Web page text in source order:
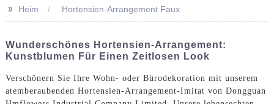
>> Heim Hortensien-Arrangement Faux
Wunderschönes Hortensien-Arrangement:
Kunstblumen Für Einen Zeitlosen Look
Verschönern Sie Ihre Wohn- oder Bürodekoration mit unserem
atemberaubenden Hortensien-Arrangement-Imitat von Dongguan